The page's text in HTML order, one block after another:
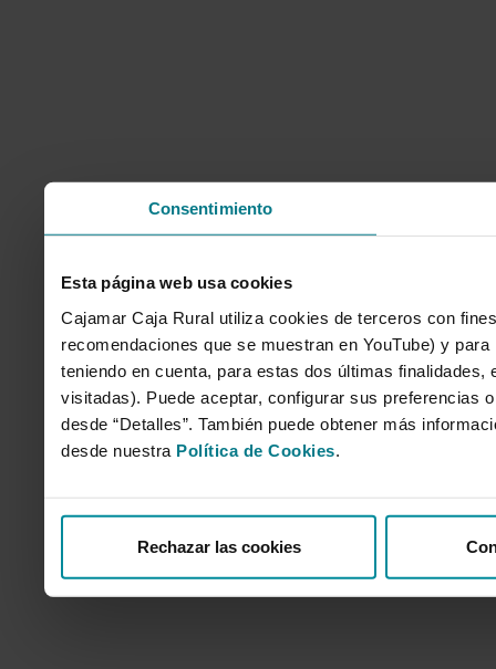
Consentimiento
Esta página web usa cookies
Cajamar Caja Rural utiliza cookies de terceros con
recomendaciones que se muestran en YouTube) y
teniendo en cuenta, para estas dos últimas
visitadas). Puede aceptar, configurar sus preferencias
desde “Detalles”. También puede obtener más
desde nuestra Política de Cookies
Rechazar las cookies